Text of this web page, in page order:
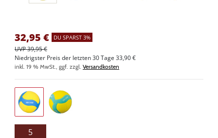
32,95 € DU SPARST 3%
UVP 39,95 €
Niedrigster Preis der letzten 30 Tage 33,90 €
inkl. 19 % MwSt., ggf. zzgl. Versandkosten
5